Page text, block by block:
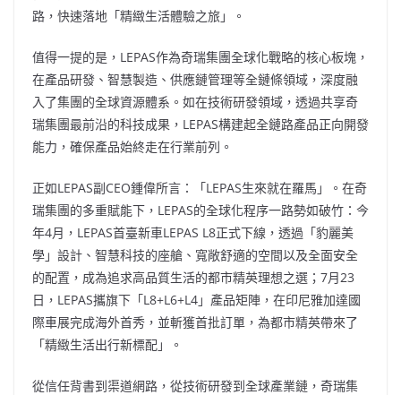
路，快速落地「精緻生活體驗之旅」。
值得一提的是，LEPAS作為奇瑞集團全球化戰略的核心板塊，
在產品研發、智慧製造、供應鏈管理等全鏈條領域，深度融
入了集團的全球資源體系。如在技術研發領域，透過共享奇
瑞集團最前沿的科技成果，LEPAS構建起全鏈路產品正向開發
能力，確保產品始終走在行業前列。
正如LEPAS副CEO鍾偉所言：「LEPAS生來就在羅馬」。在奇
瑞集團的多重賦能下，LEPAS的全球化程序一路勢如破竹：今
年4月，LEPAS首臺新車LEPAS L8正式下線，透過「豹麗美
學」設計、智慧科技的座艙、寬敞舒適的空間以及全面安全
的配置，成為追求高品質生活的都市精英理想之選；7月23
日，LEPAS攜旗下「L8+L6+L4」產品矩陣，在印尼雅加達國
際車展完成海外首秀，並斬獲首批訂單，為都市精英帶來了
「精緻生活出行新標配」。
從信任背書到渠道網路，從技術研發到全球產業鏈，奇瑞集